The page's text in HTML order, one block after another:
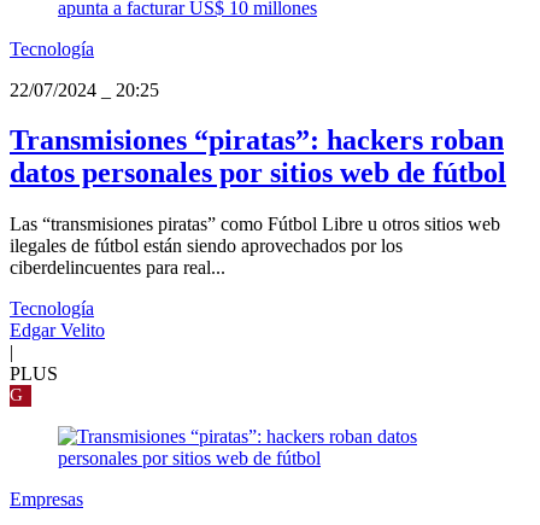
Tecnología
22/07/2024
20:25
Transmisiones “piratas”: hackers roban
datos personales por sitios web de fútbol
Las “transmisiones piratas” como Fútbol Libre u otros sitios web
ilegales de fútbol están siendo aprovechados por los
ciberdelincuentes para real...
Tecnología
Edgar Velito
|
PLUS
G
Empresas